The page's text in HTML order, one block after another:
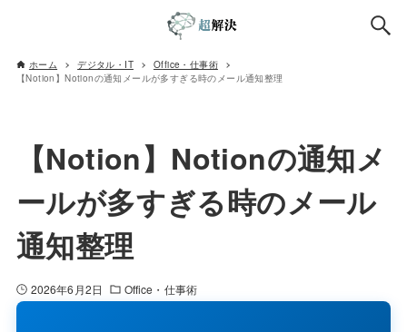
ホーム デジタル・IT
Office・仕事術
【Notion】Notionの通知メールが多すぎる時のメール通知整理
【Notion】Notionの通知メ
ールが多すぎる時のメール
通知整理
2026年6月2日 Office・仕事術